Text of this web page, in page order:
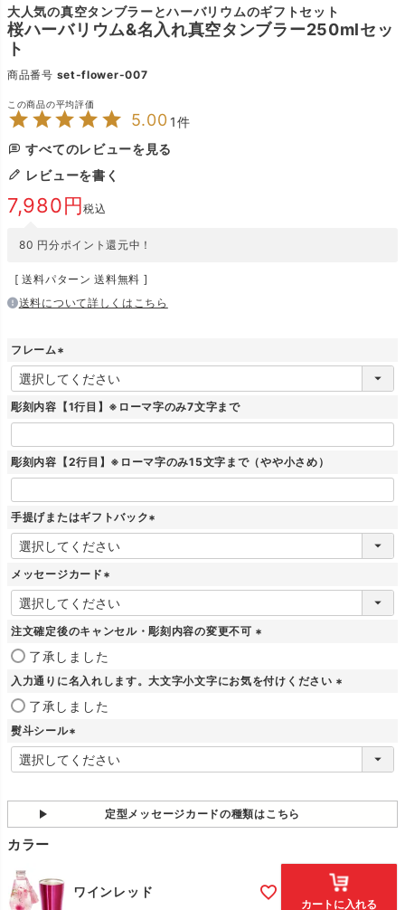
大人気の真空タンブラーとハーバリウムのギフトセット
桜ハーバリウム&名入れ真空タンブラー250mlセッ
ト
商品番号 set-flower-007
5.00 1
すべてのレビューを見る
レビューを書く
7,980 税込
80 円分ポイント還元中！
送料パターン 送料無料
送料について詳しくはこちら
フレーム
(
必
須
彫刻内容【1行目】※ローマ字のみ7文字まで
彫刻内容【2行目】※ローマ字のみ15文字まで（やや小さめ）
手提げまたはギフトバック
(
メッセージカード
(
必
須
注文確定後のキャンセル・彫刻内容の変更不可
須
了承しました
入力通りに名入れします。大文字小文字にお気を付けください
)
了承しました
熨斗シール
(
必
)
定型メッセージカードの種類はこちら
カラー
ワインレッド
カートに入れる